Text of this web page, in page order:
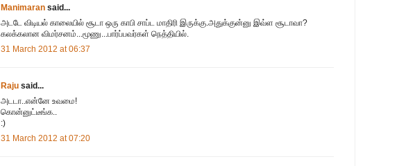
Manimaran said...
அடடே விடியல் காலையில் சூடா ஒரு காபி சாப்ட மாதிரி இருக்கு.அதுக்குன்னு இவ்ள சூடாவா?
கலக்கலான விமர்சனம்...மூணு...பார்ப்பவர்கள் நெத்தியில்.
31 March 2012 at 06:37
Raju said...
அடடா..என்னே உவமை!
கொன்னுட்டீங்க..
:)
31 March 2012 at 07:20